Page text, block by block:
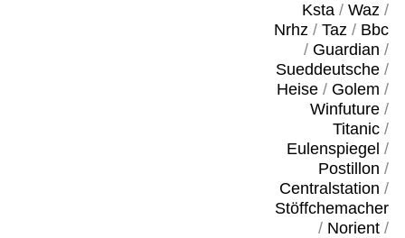
Ksta/ Waz/
Nrhz/ Taz/ Bbc
/ Guardian /
Sueddeutsche/
Heise/ Golem /
Winfuture/
Titanic/
Eulenspiegel /
Postillon /
Centralstation /
Stöffchemacher
/ Norient/